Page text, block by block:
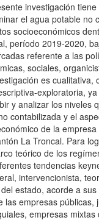
investigación
el agua potable no
socioeconómicos
período 2019-2020,
referente a las
sociales,
es cualitativa,
exploratoria,
y analizar los niveles
contabilizada y el
de la
La Troncal. Para
teórico de los
tendencias
intervencionista,
estado, acorde a
las empresas públicas,
empresas mixtas